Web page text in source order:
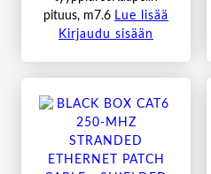
pituus, m7.6 Lue lisää
Kirjaudu sisään